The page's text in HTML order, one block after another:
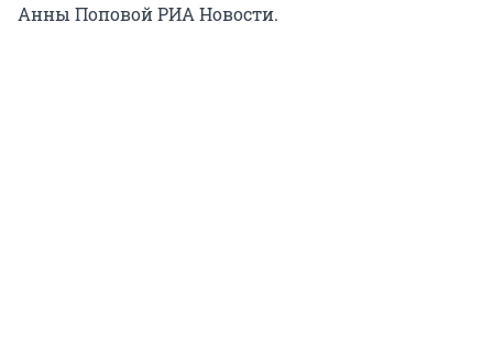
Анны Поповой РИА Новости.